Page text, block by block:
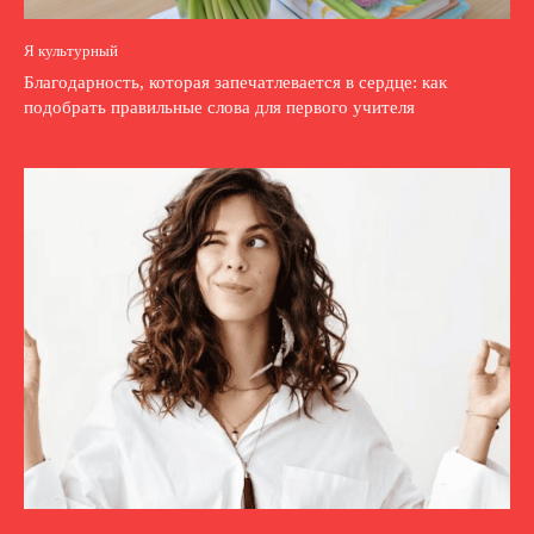
Я культурный
Благодарность, которая запечатлевается в сердце: как
подобрать правильные слова для первого учителя